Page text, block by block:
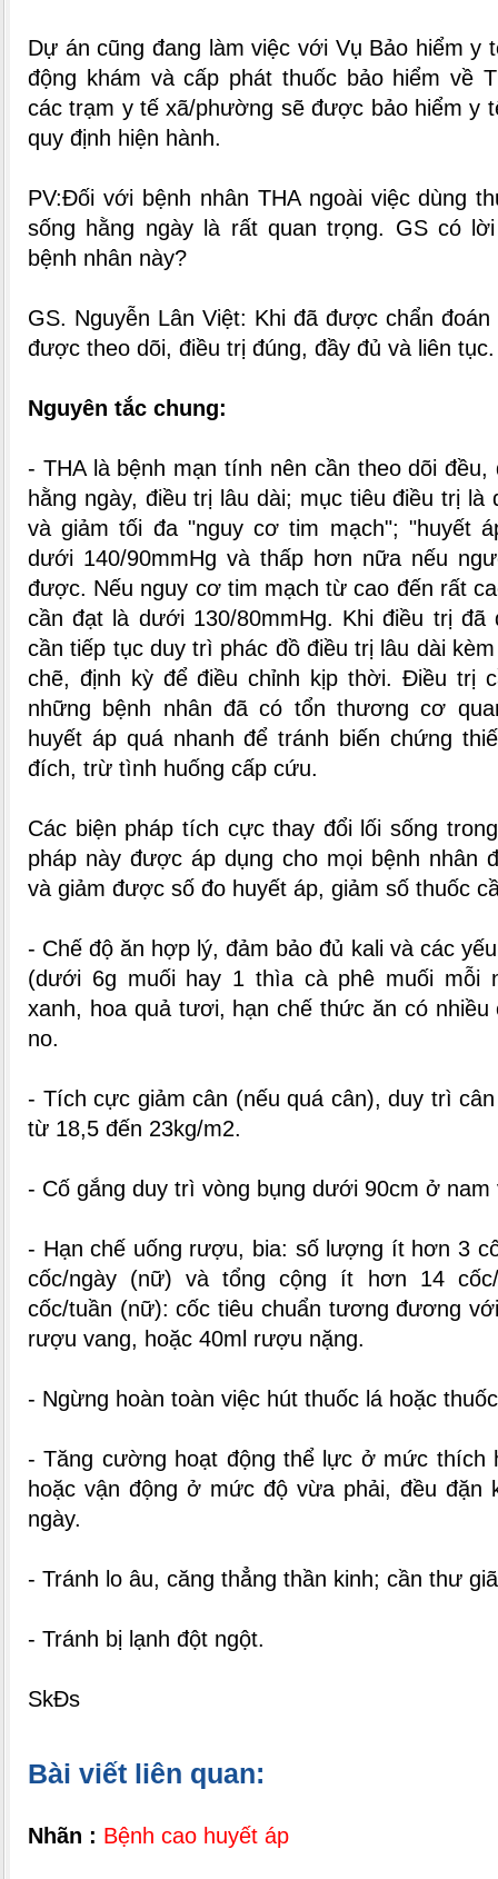
Dự án cũng đang làm việc với Vụ Bảo hiểm y
động khám và cấp phát thuốc bảo hiểm về
các trạm y tế xã/phường sẽ được bảo hiểm y
quy định hiện hành.
PV:Đối với bệnh nhân THA ngoài việc dùng
sống hằng ngày là rất quan trọng. GS có
bệnh nhân này?
GS. Nguyễn Lân Việt: Khi đã được chẩn
được theo dõi, điều trị đúng, đầy đủ và liên tục.
Nguyên tắc chung:
- THA là bệnh mạn tính nên cần theo dõi
hằng ngày, điều trị lâu dài; mục tiêu điều trị là
và giảm tối đa "nguy cơ tim mạch"; "huyết
dưới 140/90mmHg và thấp hơn nữa nếu
được. Nếu nguy cơ tim mạch từ cao đến rất
cần đạt là dưới 130/80mmHg. Khi điều trị đã
cần tiếp tục duy trì phác đồ điều trị lâu dài
chẽ, định kỳ để điều chỉnh kịp thời. Điều trị
những bệnh nhân đã có tổn thương cơ
huyết áp quá nhanh để tránh biến chứng
đích, trừ tình huống cấp cứu.
Các biện pháp tích cực thay đổi lối sống
pháp này được áp dụng cho mọi bệnh nhân
và giảm được số đo huyết áp, giảm số thuốc
- Chế độ ăn hợp lý, đảm bảo đủ kali và các
(dưới 6g muối hay 1 thìa cà phê muối mỗi
xanh, hoa quả tươi, hạn chế thức ăn có nhiều
no.
- Tích cực giảm cân (nếu quá cân), duy trì
từ 18,5 đến 23kg/m2.
- Cố gắng duy trì vòng bụng dưới 90cm ở
- Hạn chế uống rượu, bia: số lượng ít hơn 3
cốc/ngày (nữ) và tổng cộng ít hơn 14
cốc/tuần (nữ): cốc tiêu chuẩn tương đương
rượu vang, hoặc 40ml rượu nặng.
- Ngừng hoàn toàn việc hút thuốc lá hoặc
- Tăng cường hoạt động thể lực ở mức thích
hoặc vận động ở mức độ vừa phải, đều đặn
ngày.
- Tránh lo âu, căng thẳng thần kinh; cần thư
- Tránh bị lạnh đột ngột.
SkĐs
Bài viết liên quan:
Nhãn : Bệnh cao huyết áp